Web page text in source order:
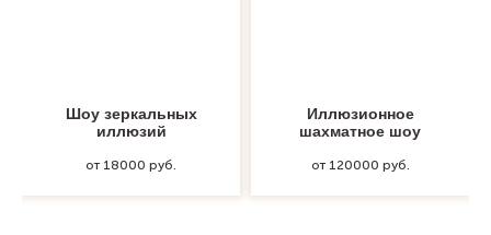
Шоу зеркальных
иллюзий
от 18000 руб.
Иллюзионное
шахматное шоу
от 120000 руб.